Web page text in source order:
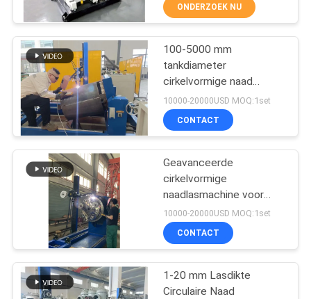
KWALITEITSCONTROLE
VERZOEK
OM EEN
CITAAT
SITEMAP
PRIVACYBELEID
De Machine van het
pijplassen
Buis aan Tubesheet-
Lassenmachine
26
ONDERZOEK NU
100-5000 mm
tankdiameter
cirkelvormige naad
lassen machine met
waterkoeling en 3-400A
lasvermogen
10000-20000USD MOQ:1set
CONTACT
Geavanceerde
cirkelvormige
naadlasmachine voor
tanks van zacht
staal/roestvrij staal
Automatische TIG
10000-20000USD MOQ:1set
CONTACT
1-20 mm Lasdikte
Circulaire Naad